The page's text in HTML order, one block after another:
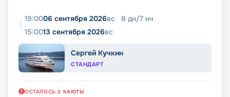
19:0006 сентября 2026вс 8 дн/7 нч
15:0013 сентября 2026вс
Сергей Кучкин
СТАНДАРТ
ОСТАЛОСЬ 2 КАЮТЫ